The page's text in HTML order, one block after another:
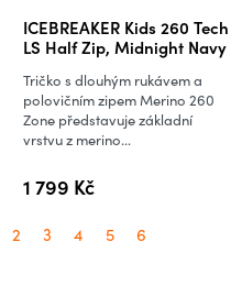
ICEBREAKER Kids 260 Tech
LS Half Zip, Midnight Navy
1 799 Kč
Tričko s dlouhým rukávem a
polovičním zipem Merino 260
Zone představuje základní
vrstvu z merino...
2 3 4 5 6